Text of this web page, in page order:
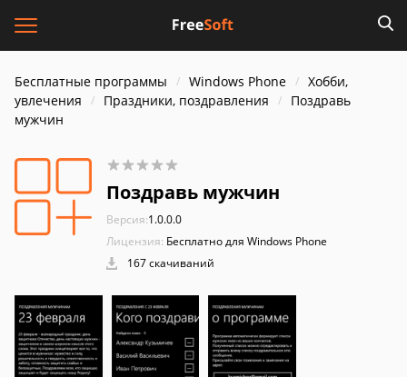
Бесплатные программы Windows Phone
Хобби,
увлечения
Праздники, поздравления
Поздравь
мужчин
Поздравь мужчин
Версия:1.0.0.0
Лицензия: Бесплатно для Windows Phone
167 скачиваний